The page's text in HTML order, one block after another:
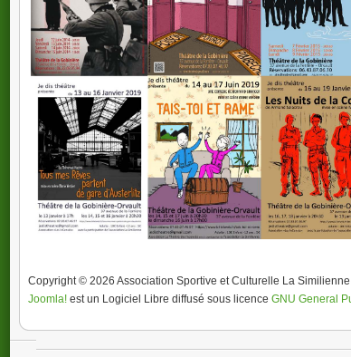
Formée à Paris auprès de professeurs du
direction de Jean-Louis Simon, ancien
2001, j'ai fondé la troupe de théâtre JE-
Copyright © 2026 Association Sportive et Culturelle La
Joomla! est un Logiciel Libre diffusé sous licence GNU General